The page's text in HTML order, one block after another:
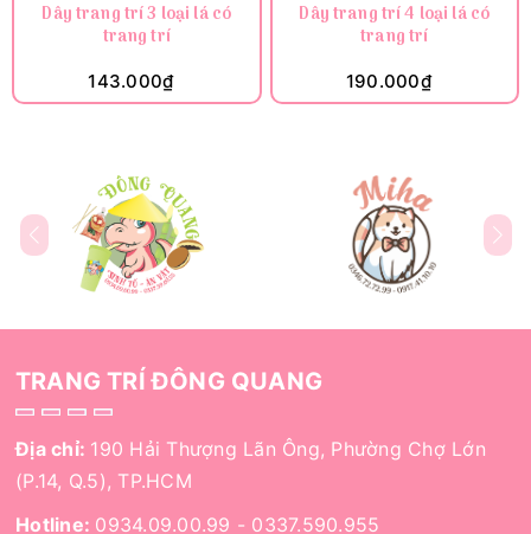
Dây trang trí 3 loại lá có
trang trí
143.000₫
Dây trang trí 4 loại lá có
trang trí
190.000₫
TRANG TRÍ ĐÔNG QUANG
Địa chỉ: 190 Hải Thượng Lãn Ông, Phường Chợ Lớn
(P.14, Q.5), TP.HCM
Hotline: 0934.09.00.99 - 0337.590.955